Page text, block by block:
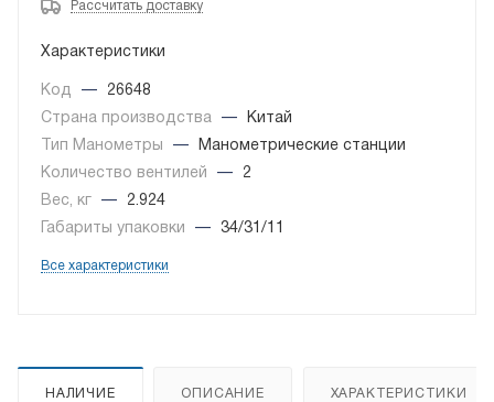
Рассчитать доставку
Характеристики
Код —
26648
Страна производства
—
Китай
Тип Манометры
—
Манометрические станции
Количество вентилей
—
2
Вес, кг
—
2.924
Габариты упаковки
— 34/31/11
Все характеристики
НАЛИЧИЕ ОПИСАНИЕ ХАРАКТЕРИСТИКИ